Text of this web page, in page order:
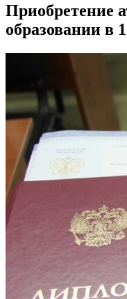
Приобретение
образовании в